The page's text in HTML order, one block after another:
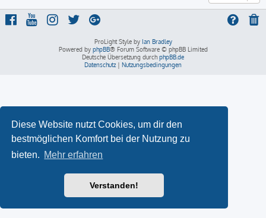
Diese Website nutzt Cookies, um dir den
bestmöglichen Komfort bei der Nutzung zu
bieten. Mehr erfahren
Verstanden!
ProLight Style by Ian Bradley
Powered by phpBB® Forum Software © phpBB Limited
Deutsche Übersetzung durch phpBB.de
Datenschutz | Nutzungsbedingungen